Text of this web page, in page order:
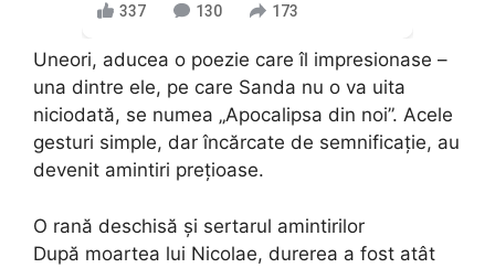
337 130 173
Uneori, aducea o poezie care îl impresionase –
una dintre ele, pe care Sanda nu o va uita
niciodată, se numea „Apocalipsa din noi”. Acele
gesturi simple, dar încărcate de semnificație, au
devenit amintiri prețioase.
O rană deschisă și sertarul amintirilor
După moartea lui Nicolae, durerea a fost atât